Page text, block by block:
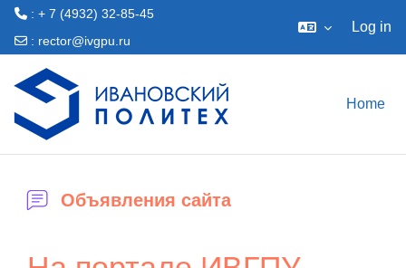
: + 7 (4932) 32-85-45
: rector@ivgpu.ru
Log in
Home
Объявления сайта